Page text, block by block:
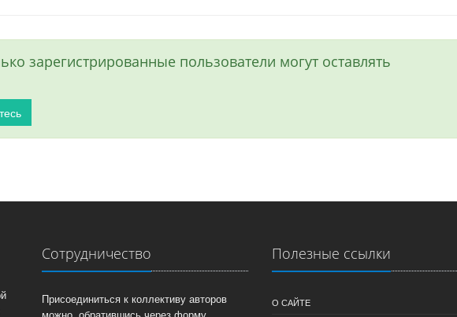
зарегистрированные пользователи могут оставлять
Сотрудничество
Присоединиться к коллективу авторов
можно, обратившись через форму
Полезные ссылки
О САЙТЕ